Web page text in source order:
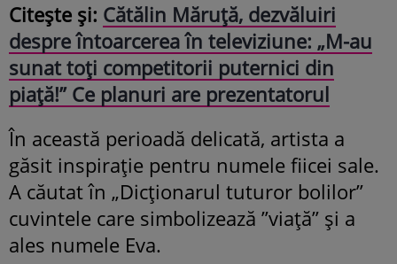
Citește și: Cătălin Măruță, dezvăluiri
despre întoarcerea în televiziune: „M-au
sunat toți competitorii puternici din
piață!” Ce planuri are prezentatorul
În această perioadă delicată, artista a
găsit inspirație pentru numele fiicei sale.
A căutat în „Dicționarul tuturor bolilor”
cuvintele care simbolizează ”viață” și a
ales numele Eva.